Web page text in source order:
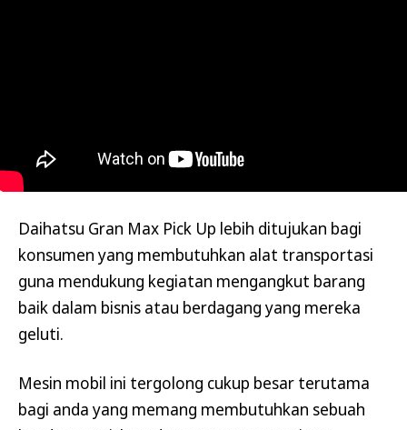
Daihatsu Gran Max Pick Up lebih ditujukan bagi
konsumen yang membutuhkan alat transportasi
guna mendukung kegiatan mengangkut barang
baik dalam bisnis atau berdagang yang mereka
geluti.
Mesin mobil ini tergolong cukup besar terutama
bagi anda yang memang membutuhkan sebuah